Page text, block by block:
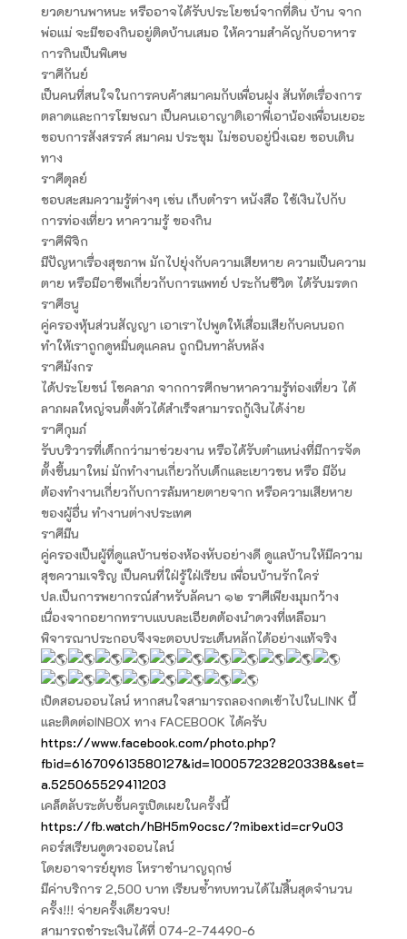
ยวดยานพาหนะ หรืออาจได้รับประโยชน์จากที่ดิน บ้าน จาก
พ่อแม่ จะมีของกินอยู่ติดบ้านเสมอ ให้ความสำคัญกับอาหาร
การกินเป็นพิเศษ
ราศีกันย์
เป็นคนที่สนใจในการคบค้าสมาคมกับเพื่อนฝูง สันทัดเรื่องการ
ตลาดและการโฆษณา เป็นคนเอาญาติเอาพี่เอาน้องเพื่อนเยอะ
ชอบการสังสรรค์ สมาคม ประชุม ไม่ชอบอยู่นิ่งเฉย ชอบเดิน
ทาง
ราศีตุลย์
ชอบสะสมความรู้ต่างๆ เช่น เก็บตำรา หนังสือ ใช้เงินไปกับ
การท่องเที่ยว หาความรู้ ของกิน
ราศีพิจิก
มีปัญหาเรื่องสุขภาพ มักไปยุ่งกับความเสียหาย ความเป็นความ
ตาย หรือมีอาชีพเกี่ยวกับการแพทย์ ประกันชีวิต ได้รับมรดก
ราศีธนู
คู่ครองหุ้นส่วนสัญญา เอาเราไปพูดให้เสื่อมเสียกับคนนอก
ทำให้เราถูกดูหมิ่นดุแคลน ถูกนินทาลับหลัง
ราศีมังกร
ได้ประโยชน์ โชคลาภ จากการศึกษาหาความรู้ท่องเที่ยว ได้
ลาภผลใหญ่จนตั้งตัวได้สำเร็จสามารถกู้เงินได้ง่าย
ราศีกุมภ์
รับบริวารที่เด็กกว่ามาช่วยงาน หรือได้รับตำแหน่งที่มีการจัด
ตั้งขึ้นมาใหม่ มักทำงานเกี่ยวกับเด็กและเยาวชน หรือ มีอัน
ต้องทำงานเกี่ยวกับการล้มหายตายจาก หรือความเสียหาย
ของผู้อื่น ทำงานต่างประเทศ
ราศีมีน
คู่ครองเป็นผู้ที่ดูแลบ้านช่องห้องหับอย่างดี ดูแลบ้านให้มีความ
สุขความเจริญ เป็นคนที่ใฝ่รู้ใฝ่เรียน เพื่อนบ้านรักใคร่
ปล.เป็นการพยากรณ์สำหรับลัคนา ๑๒ ราศีเพียงมุมกว้าง
เนื่องจากอยากทราบแบบละเอียดต้องนำดวงที่เหลือมา
พิจารณาประกอบจึงจะตอบประเด็นหลักได้อย่างแท้จริง
เปิดสอนออนไลน์ หากสนใจสามารถลองกดเข้าไปในLINK นี้
และติดต่อINBOX ทาง FACEBOOK ได้ครับ
https://www.facebook.com/photo.php?
fbid=616709613580127&id=100057232820338&set=
a.525065529411203
เคล็ดลับระดับชั้นครูเปิดเผยในครั้งนี้
https://fb.watch/hBH5m9ocsc/?mibextid=cr9u03
คอร์สเรียนดูดวงออนไลน์
โดยอาจารย์ยุทธ โหราชำนาญฤกษ์
มีค่าบริการ 2,500 บาท เรียนซ้ำทบทวนได้ไม่สิ้นสุดจำนวน
ครั้ง!!! จ่ายครั้งเดียวจบ!
สามารถชำระเงินได้ที่ 074-2-74490-6